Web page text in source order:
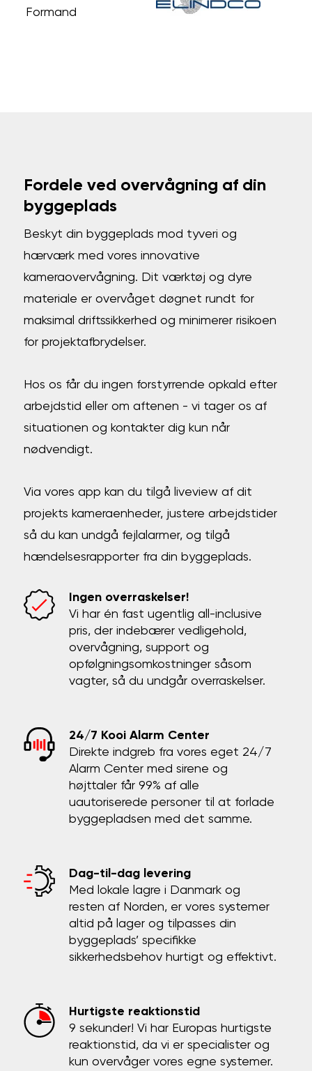
Formand
Fordele ved overvågning af din
byggeplads
Beskyt din byggeplads mod tyveri og
hærværk med vores innovative
kameraovervågning. Dit værktøj og dyre
materiale er overvåget døgnet rundt for
maksimal driftssikkerhed og minimerer risikoen
for projektafbrydelser.
Hos os får du ingen forstyrrende opkald efter
arbejdstid eller om aftenen - vi tager os af
situationen og kontakter dig kun når
nødvendigt.
Via vores app kan du tilgå liveview af dit
projekts kameraenheder, justere arbejdstider
så du kan undgå fejlalarmer, og tilgå
hændelsesrapporter fra din byggeplads.
Ingen overraskelser!
Vi har én fast ugentlig all-inclusive
pris, der indebærer vedligehold,
overvågning, support og
opfølgningsomkostninger såsom
vagter, så du undgår overraskelser.
24/7 Kooi Alarm Center
Direkte indgreb fra vores eget 24/7
Alarm Center med sirene og
højttaler får 99% af alle
uautoriserede personer til at forlade
byggepladsen med det samme.
Dag-til-dag levering
Med lokale lagre i Danmark og
resten af Norden, er vores systemer
altid på lager og tilpasses din
byggeplads’ specifikke
sikkerhedsbehov hurtigt og effektivt.
Hurtigste reaktionstid
9 sekunder! Vi har Europas hurtigste
reaktionstid, da vi er specialister og
kun overvåger vores egne systemer.